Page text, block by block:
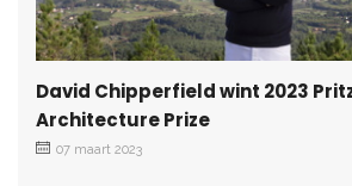
David Chipperfield wint 2023
Architecture Prize
07 maart 2023